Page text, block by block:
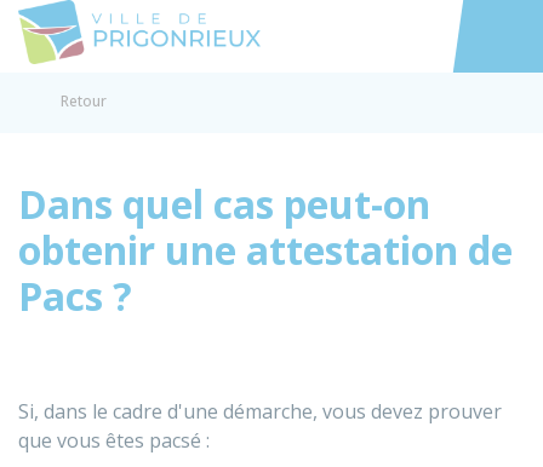
Accéder
Retour
Dans quel cas peut-on
obtenir une attestation de
Pacs ?
Si, dans le cadre d'une démarche, vous devez prouver
que vous êtes pacsé :